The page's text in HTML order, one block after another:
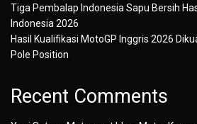
Tiga Pembalap Indonesia Sapu Bersih
Indonesia 2026
Hasil Kualifikasi MotoGP Inggris 2026
Pole Position
Recent Comments